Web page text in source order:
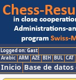
Logged on: Gast
Arabic ARM AZE BIH BUL CAT
Inicio Base de